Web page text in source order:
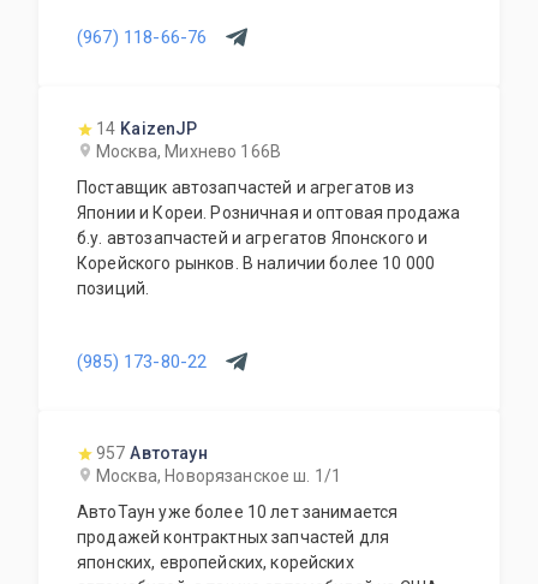
его виды. В нашем автосервисе проводится
дополнительное оборудование для Вашего
автомобиля. Гарантия качества на все услуги
и продукцию. Квалифицированные
специалисты. Мы работаем для Вас каждый
день.
(967) 118-66-76
14 KaizenJP
Москва, Михнево 166В
Поставщик автозапчастей и агрегатов из
Японии и Кореи. Розничная и оптовая продажа
б.у. автозапчастей и агрегатов Японского и
Корейского рынков. В наличии более 10 000
позиций.
(985) 173-80-22
957 Автотаун
Москва, Новорязанское ш. 1/1
АвтоТаун уже более 10 лет занимается
продажей контрактных запчастей для
японских, европейских, корейских